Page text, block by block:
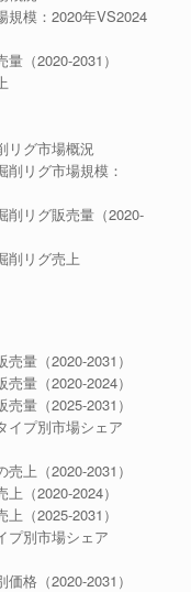
規模：2020年VS2024
（2020-2031）
リグ市場概況
リグ市場規模：
削リグ販売量（2020-
削リグ売上
量（2020-2031）
量（2020-2024）
量（2025-2031）
イプ別市場シェア
上（2020-2031）
（2020-2024）
（2025-2031）
プ別市場シェア
格（2020-2031）